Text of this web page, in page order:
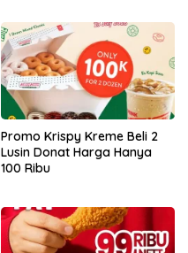
Promo Krispy Kreme Beli 2
Lusin Donat Harga Hanya
100 Ribu